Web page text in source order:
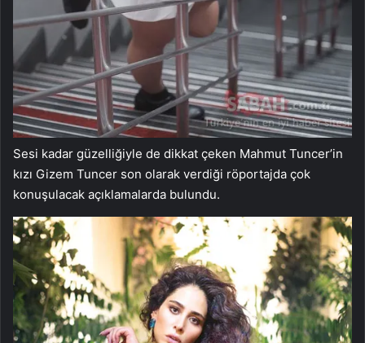
Sesi kadar güzelliğiyle de dikkat çeken Mahmut Tuncer’in
kızı Gizem Tuncer son olarak verdiği röportajda çok
konuşulacak açıklamalarda bulundu.